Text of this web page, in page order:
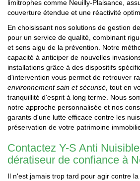
limitrophes comme Neuilly-Plaisance,
couverture étendue et une réactivité
En choisissant nos solutions de gestion
pour un service de qualité, combinant
et sens aigu de la prévention. Notre
capacité à anticiper de nouvelles
installations grâce à des dispositifs
d'intervention vous permet de retrouver
environnement sain et sécurisé , tout en
tranquillité d'esprit à long terme. Nous
notre approche personnalisée et nos
garants d'une lutte efficace contre les
préservation de votre patrimoine
Contactez Y-S Anti
dératiseur de confiance à
Il n'est jamais trop tard pour agir contre